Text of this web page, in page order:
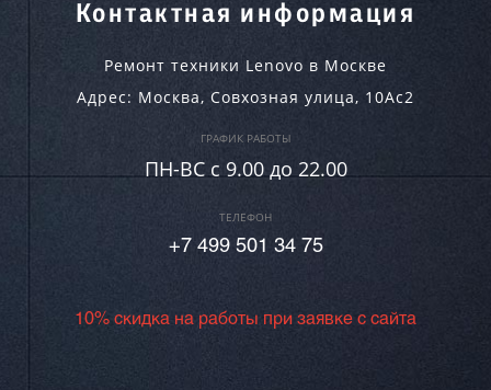
Контактная информация
Ремонт техники Lenovo в Москве
Адрес: Москва, Совхозная улица, 10Ас2
ГРАФИК РАБОТЫ
ПН-ВC c 9.00 до 22.00
ТЕЛЕФОН
+7 499 501 34 75
10% скидка на работы при заявке с сайта